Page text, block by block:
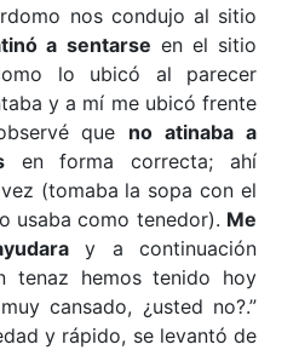
nos condujo al sitio
a sentarse en el sitio
lo ubicó al parecer
y a mí me ubicó frente
que no atinaba a
en forma correcta; ahí
(tomaba la sopa con el
usaba como tenedor). Me
y a continuación
tenaz hemos tenido hoy
cansado, ¿usted no?.”
y rápido, se levantó de